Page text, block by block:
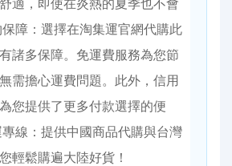
適，即使在炎熱的夏季也不會
障：選擇在淘集運官網代購此
諸多保障。免運費服務為您節
需擔心運費問題。此外，信用
您提供了更多付款選擇的便
線：提供中國商品代購與台灣
輕鬆購遍大陸好貨！